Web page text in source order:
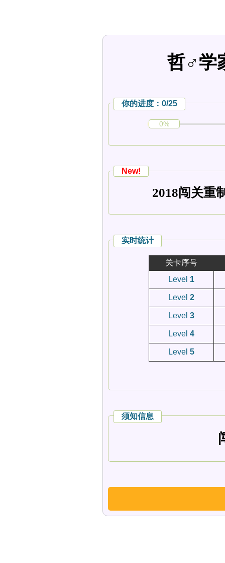
哲♂学
你的进度：0/25
0%
New!
2018闯关重
实时统计
关卡序号
Level 1
Level 2
Level 3
Level 4
Level 5
须知信息